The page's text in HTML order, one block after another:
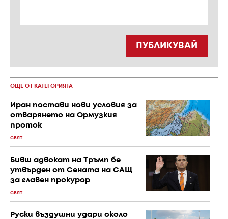
ПУБЛИКУВАЙ
ОЩЕ ОТ КАТЕГОРИЯТА
Иран постави нови условия за
отварянето на Ормузкия
проток
СВЯТ
Бивш адвокат на Тръмп бе
утвърден от Сената на САЩ
за главен прокурор
СВЯТ
Руски въздушни удари около